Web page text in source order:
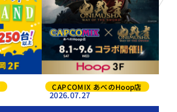
CAPCOMIX あべのHoop店
2026.07.27